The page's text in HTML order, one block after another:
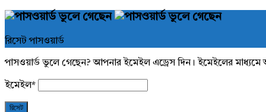
রিসেট পাসওয়ার্ড
পাসওয়ার্ড ভুলে গেছেন? আপনার ইমেইল এড্রেস দিন। ইমেইলের মাধ্যমে
ইমেইল*